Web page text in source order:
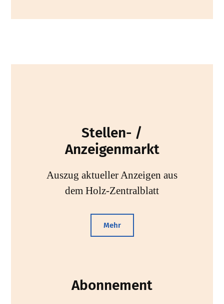
Stellen- /
Anzeigenmarkt
Auszug aktueller Anzeigen aus
dem Holz-Zentralblatt
Mehr
Abonnement